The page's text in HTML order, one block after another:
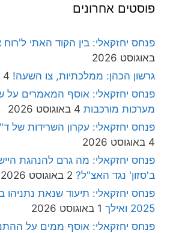
פוסטים אחרונים
פנחס יחזקאלי: בין הקוד האתי
באוגוסט 2026
גרשון הכהן: ממלכתיות, צו השעה! 4 באוגוסט 2026
פנחס יחזקאלי: אוסף המאמרים על
מערכות מורכבות 4 באוגוסט 2026
פנחס יחזקאלי: עקרון השרידות של
4 באוגוסט 2026
פנחס יחזקאלי: מה גרם להנהגת
ב'סזון' נגד האצ"ל? 2 באוגוסט 2026
פנחס יחזקאלי: תיעוד שנאת נתניהו
2025 ואילך
1 באוגוסט 2026
פנחס יחזקאלי: אוסף ממים על